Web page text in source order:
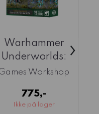
Warhammer
Underworlds:
Seekers In
Workshop
775,-
Ikke på lager
›